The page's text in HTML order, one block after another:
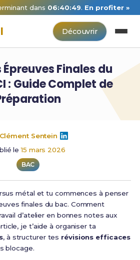
dans 06:40:48. En profiter »
Découvrir
Épreuves Finales du
: Guide Complet de
Sentein
le15 mars 2026
BAC
métal et tu commences à penser
finales du bac. Comment
d’atelier en bonnes notes aux
je t’aide à organiser ta
, à structurer tes révisions efficaces
blocage.